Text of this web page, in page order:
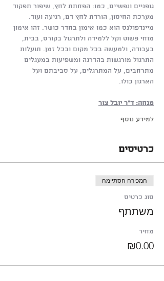
גופניים ונפשיים, כמו: הפחתת לחץ, שיפור תפקוד
מערכת החיסון, הורדת לחץ דם, רגיעה ועוד.
מיינדפולנס הוא כמו אימון בחדר כושר. זהו אימון
מוחי פשוט וקל ללמידה ולתרגול בקורס, בבית,
בעבודה, ולמעשה בכל מקום ובכל זמן. תועלות
התרגול מורגשות בהדרגה ומשפיעות במעגלים
מתרחבים, על המתרגלים, על סביבתם ועל
הארגון כולו.
מנחה: ד"ר יובל צור
למידע נוסף
כרטיסים
המכירה הסתיימה
סוג כרטיס
משתתף
מחיר
₪0.00